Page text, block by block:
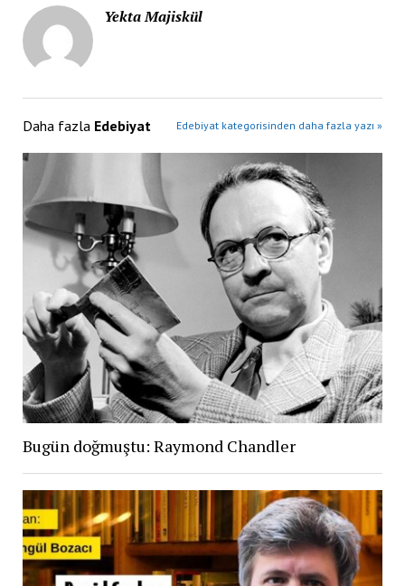
Yekta Majiskül
Daha fazla Edebiyat Edebiyat kategorisinden daha fazla yazı »
Bugün doğmuştu: Raymond Chandler